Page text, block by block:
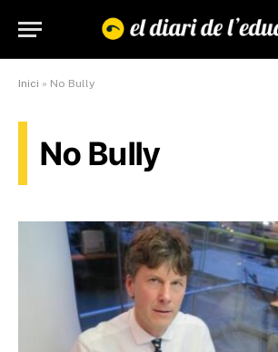
Inici » No Bully
No Bully